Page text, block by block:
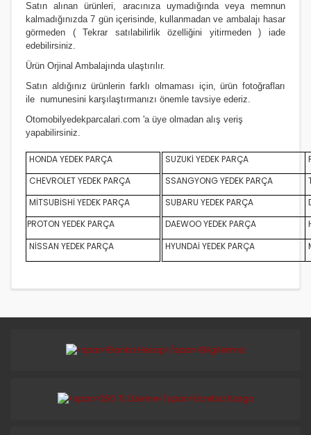
Satın alınan ürünleri, aracınıza uymadığında veya memnun
kalmadığınızda 7 gün içerisinde, kullanmadan ve ambalajı hasar
görmeden ( Tekrar satılabilirlik özelliğini yitirmeden ) iade
edebilirsiniz.
Ürün Orjinal Ambalajında ulaştırılır.
Satın aldığınız ürünlerin farklı olmaması için, ürün fotoğrafları
ile numunesini karşılaştırmanızı önemle tavsiye ederiz.
Otomobilyedekparcalari.com 'a üye olmadan alış veriş
yapabilirsiniz.
HONDA YEDEK PARÇA SUZUKİ YEDEK PARÇA
CHEVROLET YEDEK PARÇA
SSANGYONG YEDEK PARÇA
MİTSUBİSHİ YEDEK PARÇA
SUBARU YEDEK PARÇA
PROTON YEDEK PARÇA
DAEWOO YEDEK PARÇA
NİSSAN YEDEK PARÇA
HYUNDAİ YEDEK PARÇA